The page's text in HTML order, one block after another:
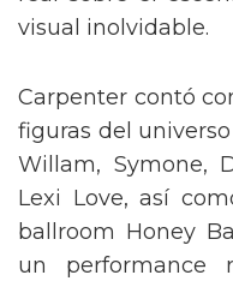
visual inolvidable.
Carpenter contó
figuras del universo
Willam, Symone,
Lexi Love, así
ballroom Honey
un performance